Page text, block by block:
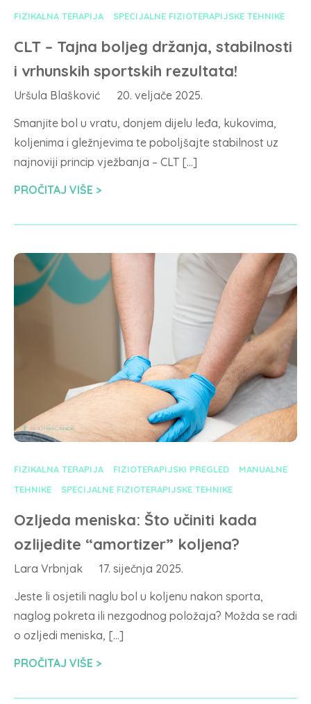
FIZIKALNA TERAPIJA SPECIJALNE FIZIOTERAPIJSKE TEHNIKE
CLT – Tajna boljeg držanja, stabilnosti
i vrhunskih sportskih rezultata!
Uršula Blašković
20. veljače 2025.
Smanjite bol u vratu, donjem dijelu leđa, kukovima,
koljenima i gležnjevima te poboljšajte stabilnost uz
najnoviji princip vježbanja – CLT […]
PROČITAJ VIŠE
FIZIKALNA TERAPIJA FIZIOTERAPIJSKI PREGLED
MANUALNE
TEHNIKE
SPECIJALNE FIZIOTERAPIJSKE TEHNIKE
Ozljeda meniska: Što učiniti kada
ozlijedite “amortizer” koljena?
Lara Vrbnjak
17. siječnja 2025.
Jeste li osjetili naglu bol u koljenu nakon sporta,
naglog pokreta ili nezgodnog položaja? Možda se radi
o ozljedi meniska, […]
PROČITAJ VIŠE